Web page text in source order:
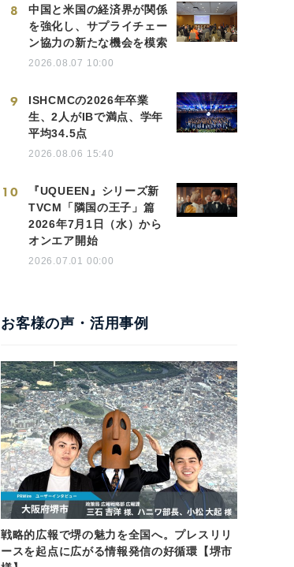
8
中国と米国の経済界が関係
を強化し、サプライチェー
ン協力の新たな機会を模索
2026.08.07 10:00
9
ISHCMCの2026年卒業
生、2人がIBで満点、学年
平均34.5点
2026.08.06 15:40
10
『UQUEEN』シリーズ新
TVCM「隣国の王子」篇
2026年7月1日（水）から
オンエア開始
2026.07.01 00:00
お客様の声・活用事例
戦略的広報で堺の魅力を全国へ。プレスリリ
ースを起点に広がる情報発信の好循環【堺市